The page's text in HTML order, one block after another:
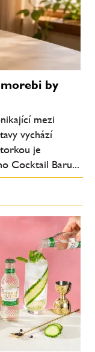
by
mezi
vychází
je
Cocktail Baru...